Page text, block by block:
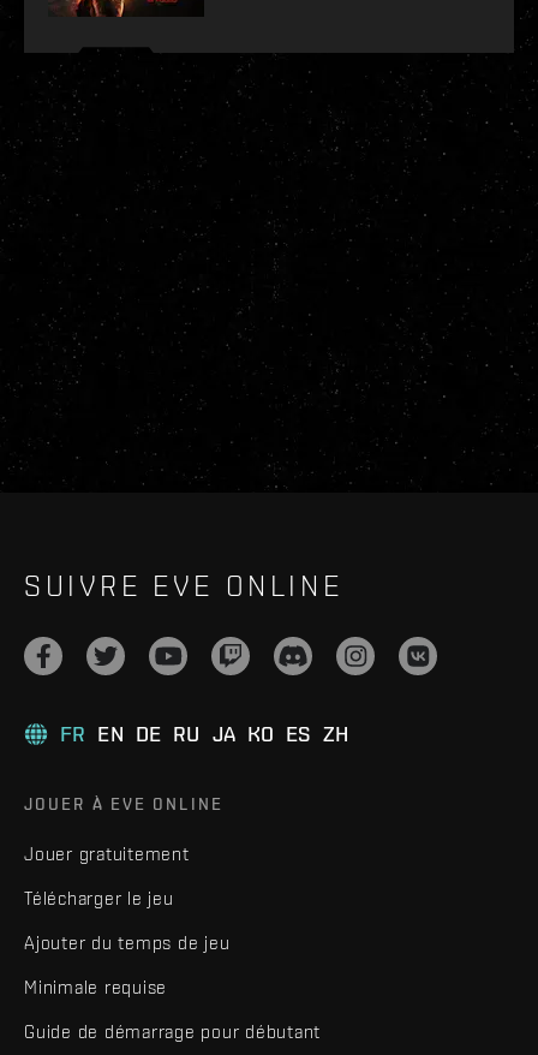
SUIVRE EVE ONLINE
FR EN DE RU JA KO ES ZH
JOUER À EVE ONLINE
Jouer gratuitement
Télécharger le jeu
Ajouter du temps de jeu
Minimale requise
Guide de démarrage pour débutant